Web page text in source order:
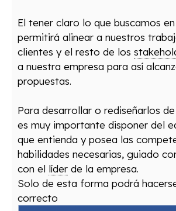
El tener claro lo que buscamos
permitirá alinear a nuestros
clientes y el resto de los
a nuestra empresa para así
propuestas.
Para desarrollar o rediseñarlos
es muy importante disponer del
que entienda y posea las
habilidades necesarias, guiado
con el líder de la empresa.
Solo de esta forma podrá
correcto